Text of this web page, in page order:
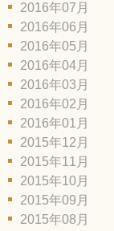
2016年07月
2016年06月
2016年05月
2016年04月
2016年03月
2016年02月
2016年01月
2015年12月
2015年11月
2015年10月
2015年09月
2015年08月